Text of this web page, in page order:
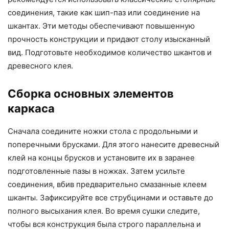
соединения, такие как шип-паз или соединение на
шкантах. Эти методы обеспечивают повышенную
прочность конструкции и придают столу изысканный
вид. Подготовьте необходимое количество шкантов и
древесного клея.
Сборка основных элементов
каркаса
Сначала соедините ножки стола с продольными и
поперечными брусками. Для этого нанесите древесный
клей на концы брусков и установите их в заранее
подготовленные пазы в ножках. Затем усильте
соединения, вбив предварительно смазанные клеем
шканты. Зафиксируйте все струбцинами и оставьте до
полного высыхания клея. Во время сушки следите,
чтобы вся конструкция была строго параллельна и